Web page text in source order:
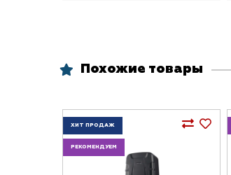
Похожие товары
ХИТ ПРОДАЖ
РЕКОМЕНДУЕМ